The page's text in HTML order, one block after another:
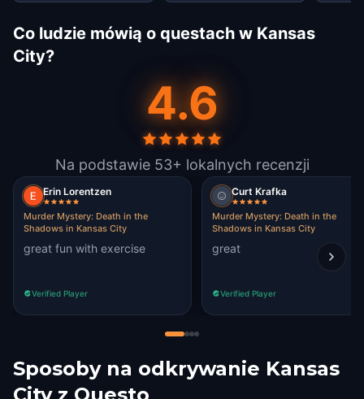
Co ludzie mówią o questach w Kansas
City?
4.6
Na podstawie 53+ lokalnych recenzji
Erin Lorentzen
Murder Mystery: Death in the
Shadows in Kansas City
great fun with exercise
Verified Player
Curt Krafka
Murder Mystery: Death in the
Shadows in Kansas City
great
Verified Player
Sposoby na odkrywanie Kansas